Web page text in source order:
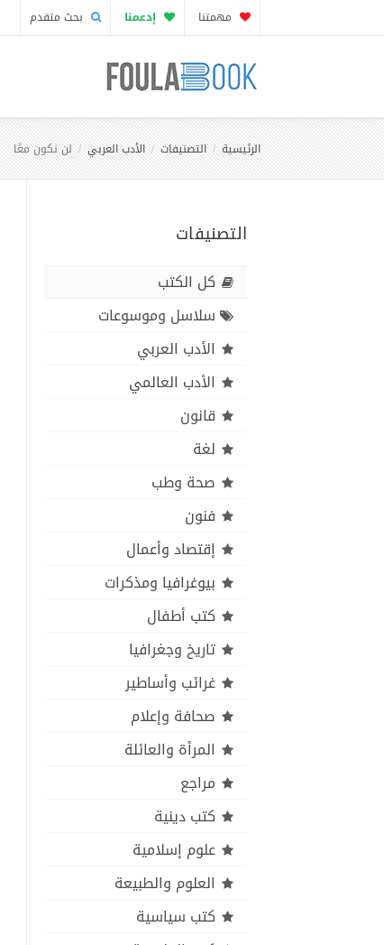
مهمتنا إدعمنا بحث متقدم
الرئيسية التصنيفات الأدب العربي لن نكون معًا
التصنيفات
كل الكتب
سلاسل وموسوعات
الأدب العربي
الأدب العالمي
قانون
لغة
صحة وطب
فنون
إقتصاد وأعمال
بيوغرافيا ومذكرات
كتب أطفال
تاريخ وجغرافيا
غرائب وأساطير
صحافة وإعلام
المرأة والعائلة
مراجع
كتب دينية
علوم إسلامية
العلوم والطبيعة
كتب سياسية